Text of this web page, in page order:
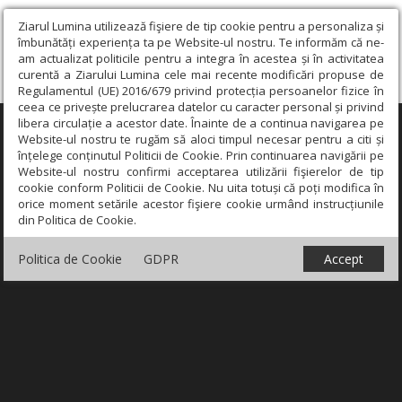
Ziarul Lumina utilizează fişiere de tip cookie pentru a personaliza și
îmbunătăți experiența ta pe Website-ul nostru. Te informăm că ne-
am actualizat politicile pentru a integra în acestea și în activitatea
curentă a Ziarului Lumina cele mai recente modificări propuse de
Regulamentul (UE) 2016/679 privind protecția persoanelor fizice în
ceea ce privește prelucrarea datelor cu caracter personal și privind
libera circulație a acestor date. Înainte de a continua navigarea pe
Website-ul nostru te rugăm să aloci timpul necesar pentru a citi și
înțelege conținutul Politicii de Cookie. Prin continuarea navigării pe
Website-ul nostru confirmi acceptarea utilizării fişierelor de tip
cookie conform Politicii de Cookie. Nu uita totuși că poți modifica în
orice moment setările acestor fişiere cookie urmând instrucțiunile
din Politica de Cookie.
Politica de Cookie GDPR Accept
×